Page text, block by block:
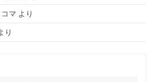
コマ より
り